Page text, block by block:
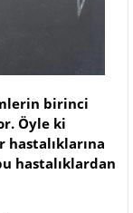
birinci
Öyle ki
hastalıklardan